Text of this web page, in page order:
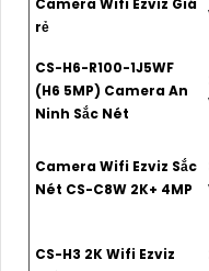
Camera Wifi Ezviz Giá
rẻ
CS-H6-R100-1J5WF
(H6 5MP) Camera An
Ninh Sắc Nét
Camera Wifi Ezviz Sắc
Nét CS-C8W 2K+ 4MP
CS-H3 2K Wifi Ezviz